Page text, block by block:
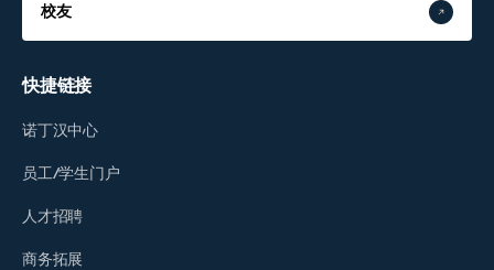
校友
快捷链接
诺丁汉中心
员工/学生门户
人才招聘
商务拓展